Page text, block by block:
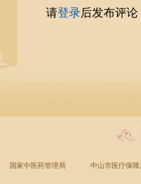
请登录后发布评论
国家中医药管理局 中山市医疗保障